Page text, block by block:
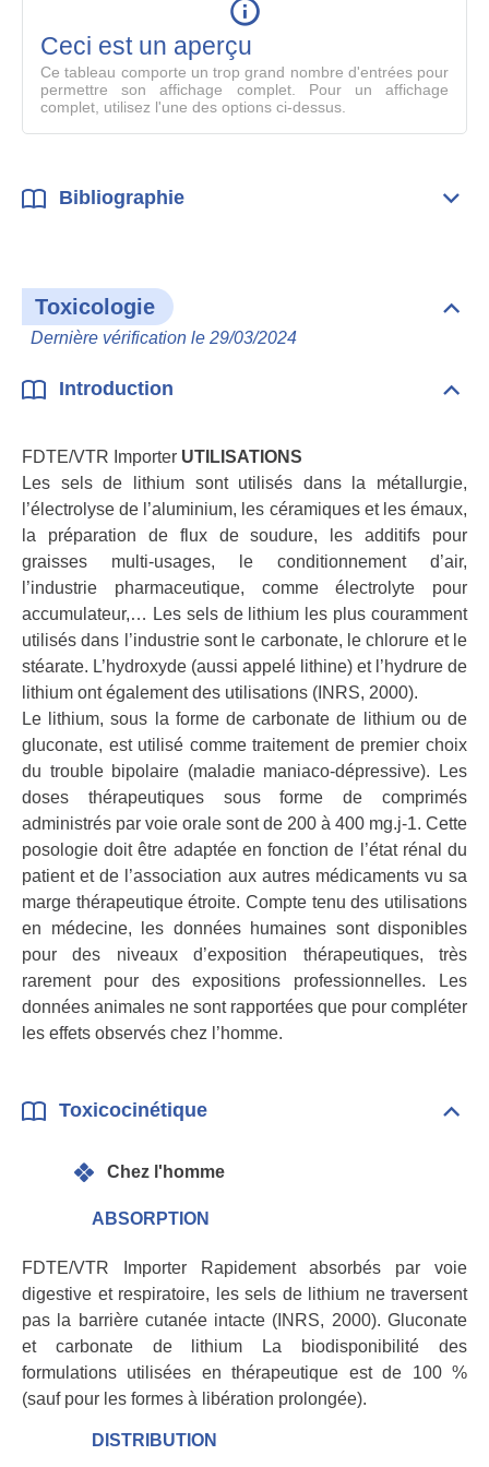
Ceci est un aperçu
Ce tableau comporte un trop grand nombre d'entrées pour
permettre son affichage complet. Pour un affichage
complet, utilisez l'une des options ci-dessus.
Bibliographie
Toxicologie
Dernière vérification le 29/03/2024
Introduction
FDTE/VTR Importer UTILISATIONS
Les sels de lithium sont utilisés dans la métallurgie,
l’électrolyse de l’aluminium, les céramiques et les émaux,
la préparation de flux de soudure, les additifs pour
graisses multi-usages, le conditionnement d’air,
l’industrie pharmaceutique, comme électrolyte pour
accumulateur,… Les sels de lithium les plus couramment
utilisés dans l’industrie sont le carbonate, le chlorure et le
stéarate. L’hydroxyde (aussi appelé lithine) et l’hydrure de
lithium ont également des utilisations (INRS, 2000).
Le lithium, sous la forme de carbonate de lithium ou de
gluconate, est utilisé comme traitement de premier choix
du trouble bipolaire (maladie maniaco-dépressive). Les
doses thérapeutiques sous forme de comprimés
administrés par voie orale sont de 200 à 400 mg.j-1. Cette
posologie doit être adaptée en fonction de l’état rénal du
patient et de l’association aux autres médicaments vu sa
marge thérapeutique étroite. Compte tenu des utilisations
en médecine, les données humaines sont disponibles
pour des niveaux d’exposition thérapeutiques, très
rarement pour des expositions professionnelles. Les
données animales ne sont rapportées que pour compléter
les effets observés chez l’homme.
Toxicocinétique
Chez l'homme
ABSORPTION
FDTE/VTR Importer Rapidement absorbés par voie
digestive et respiratoire, les sels de lithium ne traversent
pas la barrière cutanée intacte (INRS, 2000). Gluconate
et carbonate de lithium La biodisponibilité des
formulations utilisées en thérapeutique est de 100 %
(sauf pour les formes à libération prolongée).
DISTRIBUTION